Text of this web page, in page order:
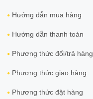
Hướng dẫn mua hàng
Hướng dẫn thanh toán
Phương thức đổi/trả hàng
Phương thức giao hàng
Phương thức đặt hàng